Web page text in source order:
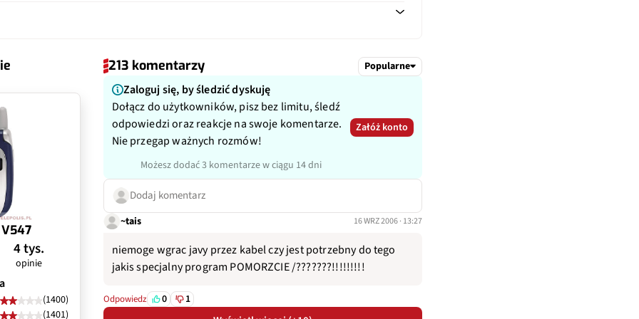
ekranem
Tak
32x
OLED
Ghz/5Ghz) Nie
Tak
Nie
Tak
Nie
Nie
4 tys.
opinie
(1400)
(1401)
213 komentarzy Popularne
Zaloguj się, by śledzić dyskuję
Dołącz do użytkowników, pisz bez limitu, śledź
odpowiedzi oraz reakcje na swoje komentarze.
Nie przegap ważnych rozmów!
Możesz dodać 3 komentarze w ciągu 14 dni
Załóż konto
Dodaj komentarz
~tais 16 WRZ 2006 · 13:27
niemoge wgrac javy przez kabel czy jest potrzebny do tego
jakis specjalny program POMORZCIE /???????!!!!!!!!!
Odpowiedz 0 1